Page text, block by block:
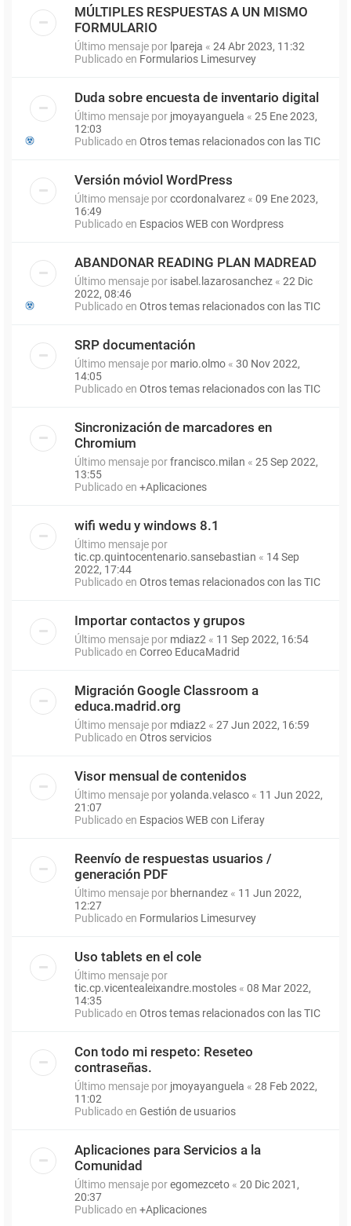
MÚLTIPLES RESPUESTAS A UN MISMO
FORMULARIO
Último mensaje por lpareja « 24 Abr 2023, 11:32
Publicado en Formularios Limesurvey
Duda sobre encuesta de inventario digital
Último mensaje por jmoyayanguela « 25 Ene 2023,
12:03
Publicado en Otros temas relacionados con las TIC
Versión móviol WordPress
Último mensaje porccordonalvarez « 09 Ene 2023,
16:49
Publicado en Espacios WEB con Wordpress
ABANDONAR READING PLAN MADREAD
Último mensaje por isabel.lazarosanchez « 22 Dic
2022, 08:46
Publicado en Otros temas relacionados con las TIC
SRP documentación
Último mensaje por mario.olmo « 30 Nov 2022,
14:05
Publicado en Otros temas relacionados con las TIC
Sincronización de marcadores en
Chromium
Último mensaje porfrancisco.milan « 25 Sep 2022,
13:55
Publicado en +Aplicaciones
wifi wedu y windows 8.1
Último mensaje por
tic.cp.quintocentenario.sansebastian « 14 Sep
2022, 17:44
Publicado en Otros temas relacionados con las TIC
Importar contactos y grupos
Último mensaje por mdiaz2 « 11 Sep 2022, 16:54
Publicado en Correo EducaMadrid
Migración Google Classroom a
educa.madrid.org
Último mensaje por mdiaz2 « 27 Jun 2022, 16:59
Publicado en Otros servicios
Visor mensual de contenidos
Último mensaje poryolanda.velasco « 11 Jun 2022,
21:07
Publicado en Espacios WEB con Liferay
Reenvío de respuestas usuarios /
generación PDF
Último mensaje por bhernandez « 11 Jun 2022,
12:27
Publicado en Formularios Limesurvey
Uso tablets en el cole
Último mensaje por
tic.cp.vicentealeixandre.mostoles « 08 Mar 2022,
14:35
Publicado en Otros temas relacionados con las TIC
Con todo mi respeto: Reseteo
contraseñas.
Último mensaje por jmoyayanguela « 28 Feb 2022,
11:02
Publicado en Gestión de usuarios
Aplicaciones para Servicios a la
Comunidad
Último mensaje poregomezceto « 20 Dic 2021,
20:37
Publicado en +Aplicaciones